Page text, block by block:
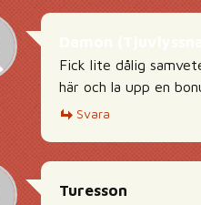
Fick lite dålig
här och la upp en
Svara
Turesson